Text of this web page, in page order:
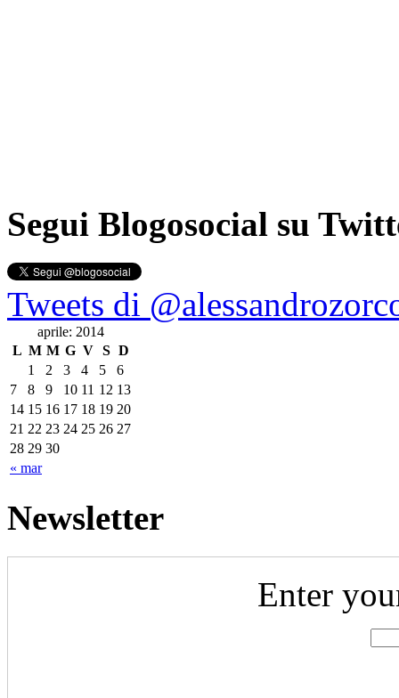
Segui Blogosocial su
Tweets di
aprile: 2014
L M M G V S D
« mar
1 2 3 4 5
6
7
8 9 10 11 12 13
14 15 16 17 18 19 20
21 22 23 24 25 26 27
28 29 30
Newsletter
Enter